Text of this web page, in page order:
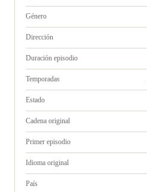
Género
Dirección
Duración episodio
Temporadas
Estado
Cadena original
Primer episodio
Idioma original
País